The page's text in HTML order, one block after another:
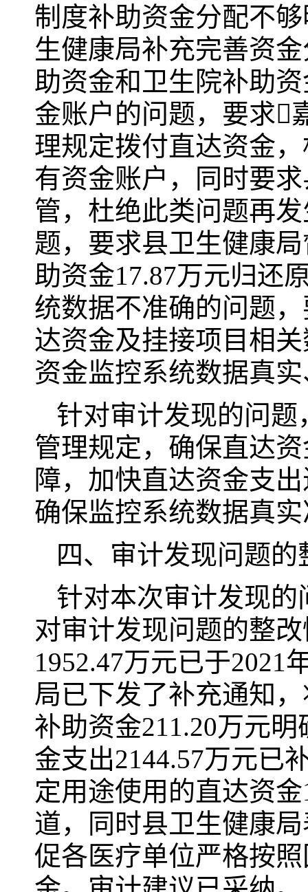
制度补助资金分配不
生健康局补充完善资
助资金和卫生院补助
金账户的问题，要求
理规定拨付直达资金
有资金账户，同时要
管，杜绝此类问题再
题，要求县卫生健康
助资金17.87万元归还
统数据不准确的问题
达资金及挂接项目相
资金监控系统数据真
针对审计发现的问
管理规定，确保直达
障，加快直达资金支
确保监控系统数据真
四、审计发现问题的
针对本次审计发现
对审计发现问题的整
1952.47万元已于2021
局已下发了补充通知
补助资金211.20万元
金支出2144.57万元已
定用途使用的直达资
道，同时县卫生健康
促各医疗单位严格按